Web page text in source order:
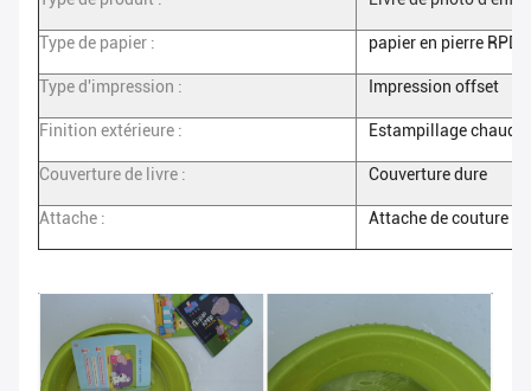
Type de papier : papier en pierre
Type d'impression : Impression offset
Finition extérieure : Estampillage chaud
Couverture de livre : Couverture dure
Attache : Attache de couture